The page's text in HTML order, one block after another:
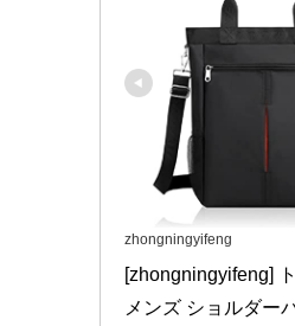
zhongningyifeng
[zhongningyifeng]
メンズ ショルダー